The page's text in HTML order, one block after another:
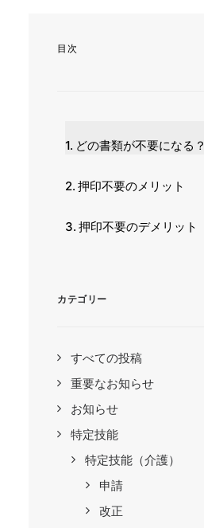
目次
どの書類が不要になる？
押印不要のメリット
押印不要のデメリット
カテゴリー
すべての投稿
重要なお知らせ
お知らせ
特定技能
特定技能（介護）
申請
改正